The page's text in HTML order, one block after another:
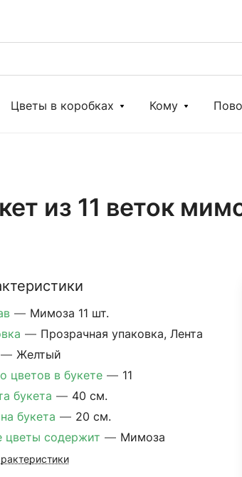
Цветы в коробках Кому
из 11 веток
— Мимоза 11 шт.
— Прозрачная упаковка, Лента
— Желтый
цветов в букете — 11
букета — 40 см.
букета — 20 см.
цветы содержит — Мимоза